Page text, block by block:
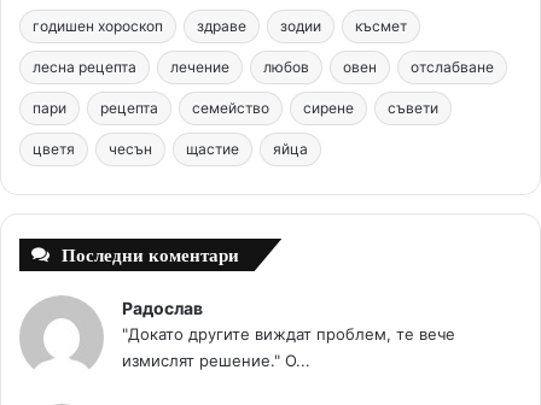
b
o
o
k
e
r
e
s
t
u
b
e
a
g
r
m
m
годишен хороскоп здраве зодии късмет
лесна рецепта лечение любов овен отслабване
пари рецепта семейство сирене съвети
цветя чесън щастие яйца
Последни коментари
Радослав
"Докато другите виждат проблем, те вече
измислят решение." О...